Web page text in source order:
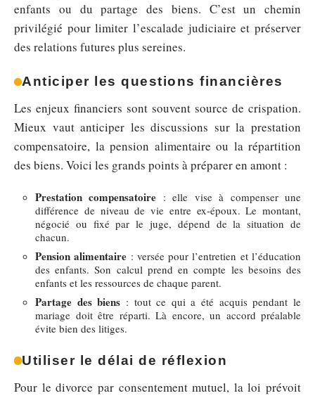
enfants ou du partage des biens. C’est un chemin
privilégié pour limiter l’escalade judiciaire et préserver
des relations futures plus sereines.
Anticiper les questions financières
Les enjeux financiers sont souvent source de crispation.
Mieux vaut anticiper les discussions sur la prestation
compensatoire, la pension alimentaire ou la répartition
des biens. Voici les grands points à préparer en amont :
Prestation compensatoire : elle vise à compenser une
différence de niveau de vie entre ex-époux. Le montant,
négocié ou fixé par le juge, dépend de la situation de
chacun.
Pension alimentaire : versée pour l’entretien et l’éducation
des enfants. Son calcul prend en compte les besoins des
enfants et les ressources de chaque parent.
Partage des biens : tout ce qui a été acquis pendant le
mariage doit être réparti. Là encore, un accord préalable
évite bien des litiges.
Utiliser le délai de réflexion
Pour le divorce par consentement mutuel, la loi prévoit